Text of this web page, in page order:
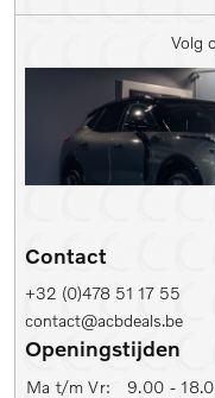
Volg
Contact
+32 (0)478 51 17 55
contact@acbdeals.be
Openingstijden
Ma t/m Vr:
9.00 -